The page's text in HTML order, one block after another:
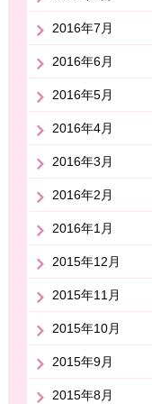
2016年7月
2016年6月
2016年5月
2016年4月
2016年3月
2016年2月
2016年1月
2015年12月
2015年11月
2015年10月
2015年9月
2015年8月